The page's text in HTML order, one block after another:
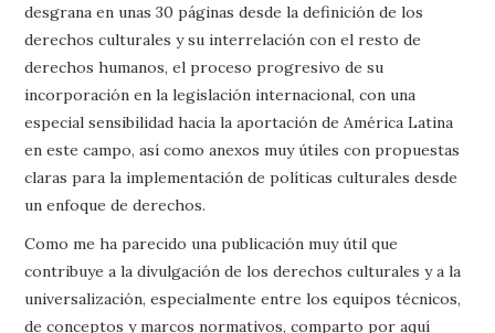
desgrana en unas 30 páginas desde la definición de los
derechos culturales y su interrelación con el resto de
derechos humanos, el proceso progresivo de su
incorporación en la legislación internacional, con una
especial sensibilidad hacia la aportación de América Latina
en este campo, así como anexos muy útiles con propuestas
claras para la implementación de políticas culturales desde
un enfoque de derechos.
Como me ha parecido una publicación muy útil que
contribuye a la divulgación de los derechos culturales y a la
universalización, especialmente entre los equipos técnicos,
de conceptos y marcos normativos, comparto por aquí